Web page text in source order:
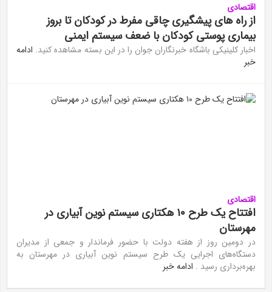
اقتصادی
از راه های پیشگیری چاقی مفرط در کودکان تا بروز
بیماری پوستی کودکان با ضعف سیستم ایمنی
اخبار کلینیکی باشگاه خبرنگاران جوان را در این بسته مشاهده کنید. ادامه
خبر
اقتصادی
افتتاح یک طرح ١٠ هکتاری سیستم نوین آبیاری در
مهرستان
در دومین روز از هفته دولت با حضور فرماندار و جمعی از مدیران
دستگاه‌های اجرایی یک طرح سیستم نوین آبیاری در مهرستان به
بهره‌برداری رسید . ادامه خبر